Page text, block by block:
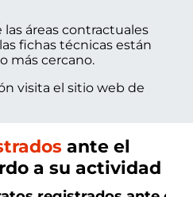
áreas contractuales
fichas técnicas están
más cercano.
visita el sitio web de
ante el
a su actividad